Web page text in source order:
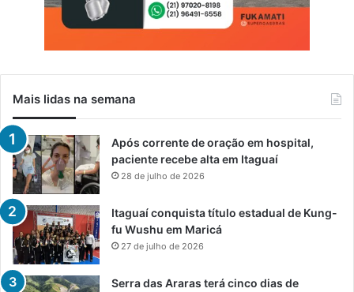
Mais lidas na semana
Após corrente de oração em hospital,
paciente recebe alta em Itaguaí
28 de julho de 2026
Itaguaí conquista título estadual de Kung-
fu Wushu em Maricá
27 de julho de 2026
Serra das Araras terá cinco dias de